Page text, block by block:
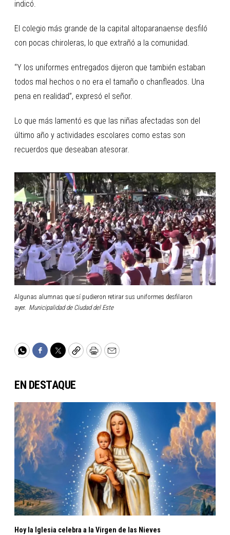
indicó.
El colegio más grande de la capital altoparanaense desfiló
con pocas chiroleras, lo que extrañó a la comunidad.
“Y los uniformes entregados dijeron que también estaban
todos mal hechos o no era el tamaño o chanfleados. Una
pena en realidad”, expresó el señor.
Lo que más lamentó es que las niñas afectadas son del
último año y actividades escolares como estas son
recuerdos que deseaban atesorar.
Algunas alumnas que sí pudieron retirar sus uniformes desfilaron
ayer. Municipalidad de Ciudad del Este
WhatsApp
Facebook
TwitterCopyPrintEmail
EN DESTAQUE
Hoy la Iglesia celebra a la Virgen de las Nieves